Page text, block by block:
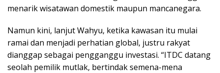
menarik wisatawan domestik maupun mancanegara.
Namun kini, lanjut Wahyu, ketika kawasan itu mulai
ramai dan menjadi perhatian global, justru rakyat
dianggap sebagai pengganggu investasi. “ITDC datang
seolah pemilik mutlak, bertindak semena-mena